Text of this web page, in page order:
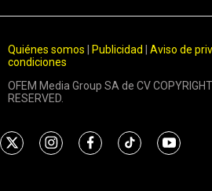
Quiénes somos Publicidad Aviso de
condiciones
OFEM Media Group SA de CV
RESERVED.
t
i
f
t
y